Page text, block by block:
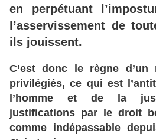
en
perpétuant
l’asservissement de
ils jouissent.
C’est donc le règne d’un
privilégiés, ce qui est
l’homme
et de la
justifications par le droit
comme indépassable